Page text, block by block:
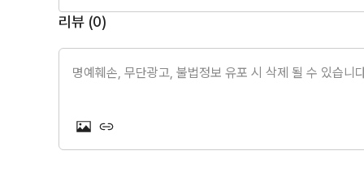
리뷰 (0)
명예훼손, 무단광고, 불법정보 유포 시 삭제 될 수 있습니